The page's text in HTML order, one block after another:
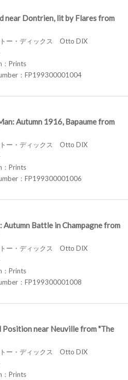
near Dontrien, lit by Flares from
ー・ディックス Otto DIX
：Prints
：FP199300001004
Autumn 1916, Bapaume from
ー・ディックス Otto DIX
：Prints
：FP199300001006
Autumn Battle in Champagne from
ー・ディックス Otto DIX
：Prints
：FP199300001008
Position near Neuville from "The
ー・ディックス Otto DIX
：Prints